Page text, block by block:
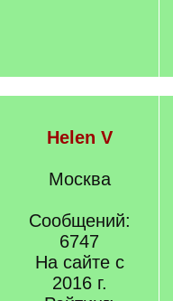
Helen V
Москва
Сообщений:
6747
На сайте с
2016 г.